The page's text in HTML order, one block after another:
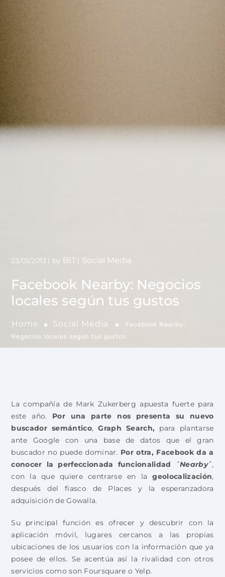
Facebook Nearby: Negocios
locales según tus gustos
Home Social Media
Facebook Nearby:
Negocios locales según tus gustos
23/01/2013 by BIT Social Media
La compañía de Mark Zukerberg apuesta fuerte para
este año. Por una parte nos presenta su nuevo
buscador semántico,Graph Search, para plantarse
ante Google con una base de datos que el gran
buscador no puede dominar. Por otra, Facebook da a
conocer la perfeccionada funcionalidad ´Nearby´,
con la que quiere centrarse en lageolocalización,
después del fiasco de Places y la esperanzadora
adquisición de Gowalla.
Su principal función es ofrecer y descubrir con la
aplicación móvil, lugares cercanos a las propias
ubicaciones de los usuarios con la información que ya
posee de ellos. Se acentúa así la rivalidad con otros
servicios como son Foursquare o Yelp.